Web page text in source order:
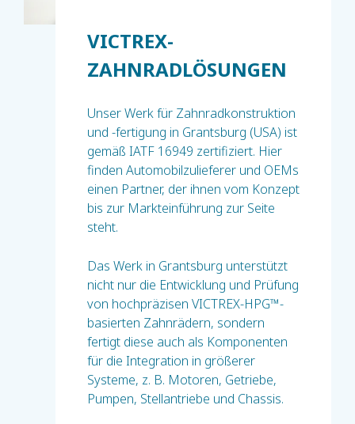
VICTREX-
ZAHNRADLÖSUNGEN
Unser Werk für Zahnradkonstruktion
und -fertigung in Grantsburg (USA) ist
gemäß IATF 16949 zertifiziert. Hier
finden Automobilzulieferer und OEMs
einen Partner, der ihnen vom Konzept
bis zur Markteinführung zur Seite
steht.
Das Werk in Grantsburg unterstützt
nicht nur die Entwicklung und Prüfung
von hochpräzisen VICTREX-HPG™-
basierten Zahnrädern, sondern
fertigt diese auch als Komponenten
für die Integration in größerer
Systeme, z. B. Motoren, Getriebe,
Pumpen, Stellantriebe und Chassis.